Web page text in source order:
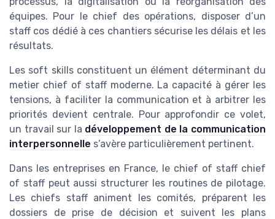
équipes. Pour le chief des opérations, disposer d’un
staff cos dédié à ces chantiers sécurise les délais et les
résultats.
Les soft skills constituent un élément déterminant du
metier chief of staff moderne. La capacité à gérer les
tensions, à faciliter la communication et à arbitrer les
priorités devient centrale. Pour approfondir ce volet,
un travail sur la développement de la communication
interpersonnelle s’avère particulièrement pertinent.
Dans les entreprises en France, le chief of staff chief
of staff peut aussi structurer les routines de pilotage.
Les chiefs staff animent les comités, préparent les
dossiers de prise de décision et suivent les plans